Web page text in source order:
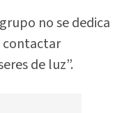
no se dedica
contactar
de luz”.